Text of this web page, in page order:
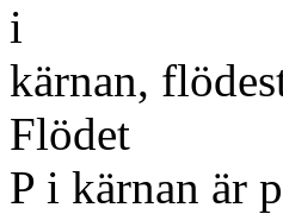
i
kärnan,
Flödet
P i kärnan är